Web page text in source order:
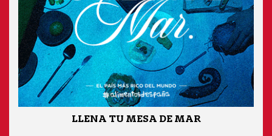
LLENA TU MESA DE MAR